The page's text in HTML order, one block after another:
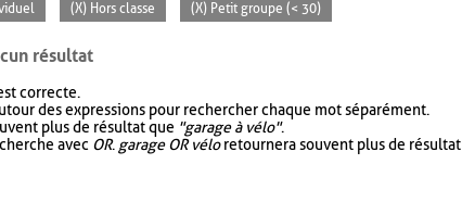
(X) Hors classe (X) Petit groupe (< 30)
résultat
correcte.
des expressions pour rechercher chaque mot séparément.
plus de résultat que "garage à vélo".
avec OR. garage OR véloretournera souvent plus de résultat